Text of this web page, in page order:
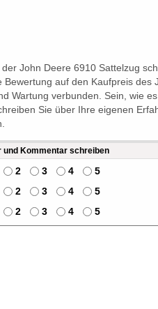
John Deere 6910 Sattelzug
Bewertung auf den Kaufpreis des
Wartung verbunden. Sein, wie
Sie über Ihre eigenen
und Kommentar schreiben
2 3 4 5
2 3 4 5
2 3 4 5